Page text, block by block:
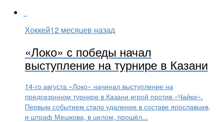
Хоккей12 месяцев назад
«Локо» с победы начал
выступление на турнире в Казани
14-го августа «Локо» начинал выступление на
предсезонном турнире в Казани игрой против «Чайки».
Первым событием стало удаление в составе ярославцев,
и штраф Мешкова, в целом, прошёл...